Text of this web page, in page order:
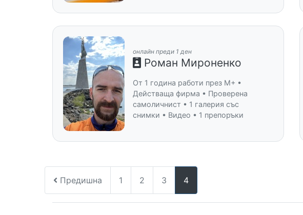
онлайн преди 1 ден
Роман Мироненко
От 1 година работи през M+ •
Действаща фирма • Проверена
самоличнист • 1 галерия със
снимки • Видео • 1 препоръки
Предишна 1 2 3 4